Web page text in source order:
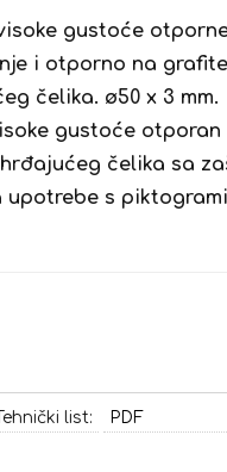
gustoće
i otporno na
čelika. ø50 x 3 mm.
gustoće otporan
čelika sa
upotrebe s
Tehnički list: PDF